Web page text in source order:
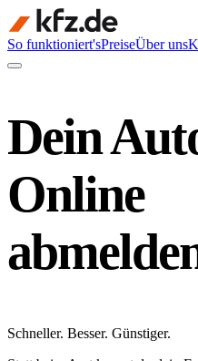
So funktioniert'sPreiseÜber uns
Dein
Online
Schneller. Besser. Günstiger.